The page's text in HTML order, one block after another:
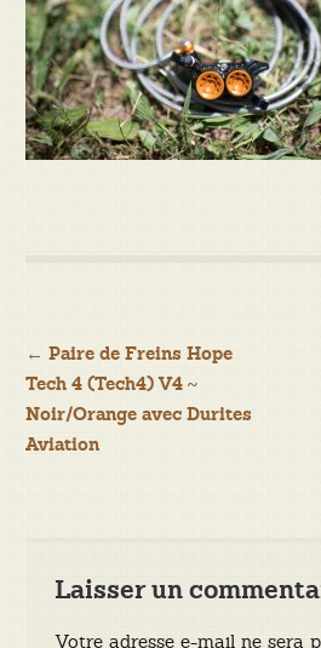
Navigation
de
l’article
← Paire de Freins Hope
Tech 4 (Tech4) V4 ~
Noir/Orange avec Durites
Aviation
Laisser un
Votre adresse e-mail ne sera